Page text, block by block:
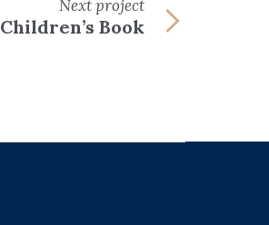
Nextproject
Children’s Book